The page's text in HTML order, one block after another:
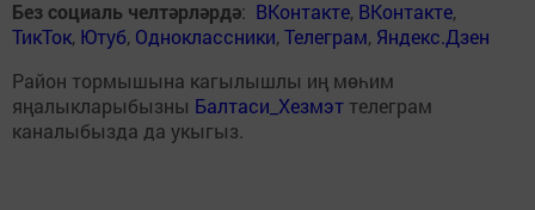
Без социаль челтәрләрдә: ВКонтакте, ВКонтакте,
ТикТок, Ютуб, Одноклассники,Телеграм, Яндекс.Дзен
Район тормышына кагылышлы иң мөһим
яңалыкларыбызны Балтаси_Хезмэт телеграм
каналыбызда да укыгыз.